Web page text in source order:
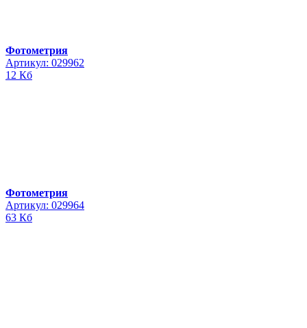
Фотометрия
Артикул: 029962
12 Кб
Фотометрия
Артикул: 029964
63 Кб